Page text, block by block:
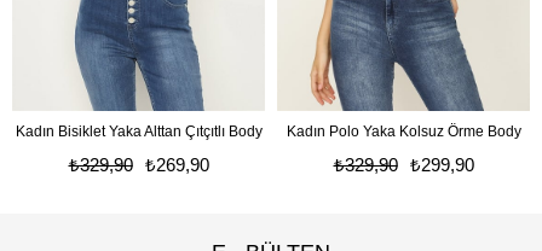
Kadın Bisiklet Yaka Alttan Çıtçıtlı Body
₺269,90
₺329,90
Kadın Polo Yaka Kolsuz Örme Body
₺299,90
₺329,90